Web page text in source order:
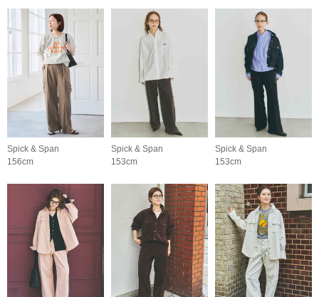
Spick & Span
156cm
Spick & Span
153cm
Spick & Span
153cm